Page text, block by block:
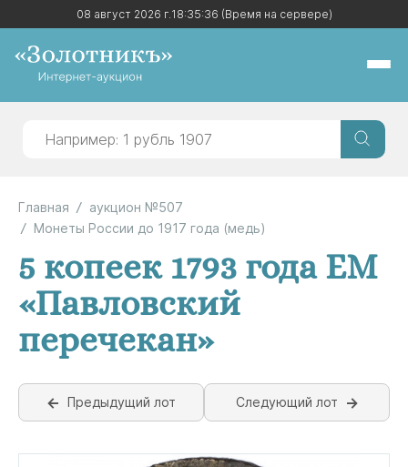
08 август 2026 г.18:35:36 (Время на сервере)
08 август 2026 г.18:35:36 (Время на сервере)
Главная
аукцион №507
Монеты России до 1917 года (медь)
5 копеек 1793 года ЕМ
«Павловский
перечекан»
Предыдущий лот Следующий лот